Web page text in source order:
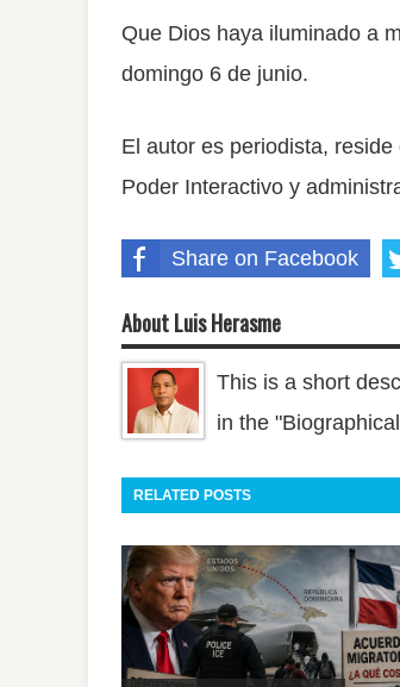
Que Dios haya iluminado a
domingo 6 de junio.
El autor es periodista,
Poder Interactivo y
Share on Facebook
About Luis Herasme
This is a short
in the
RELATED POSTS